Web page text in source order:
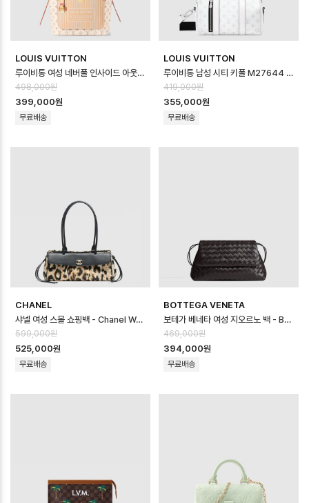
LOUIS VUITTON
루이비통 여성 네버풀 인사이드 아웃 MM LV 크래프티 M2A095 - Louis vuit…
498,000원
399,000원
무료배송
LOUIS VUITTON
루이비통 남성 시티 키폴 M27644 - Louis vuitton Mens City Kee…
419,000원
355,000원
무료배송
CHANEL
샤넬 여성 스몰 쇼핑백 - Chanel Womens Small Shopping Bag - …
599,000원
525,000원
무료배송
BOTTEGA VENETA
보테가 베네타 여성 지오르노 백 - Bottega veneta Womens Giorno B…
469,000원
394,000원
무료배송